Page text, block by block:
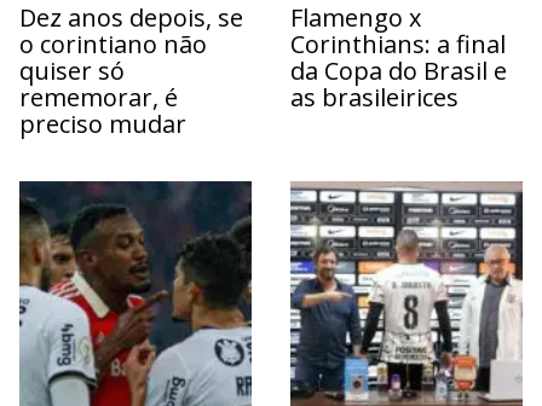
Dez anos depois, se
o corintiano não
quiser só
rememorar, é
preciso mudar
Flamengo x
Corinthians: a final
da Copa do Brasil e
as brasileirices